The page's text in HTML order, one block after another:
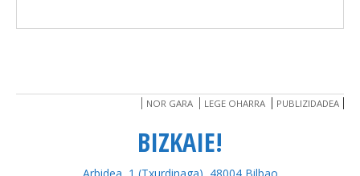
NOR GARA LEGE OHARRA PUBLIZIDADEA
BIZKAIE!
Arbidea, 1 (Txurdinaga), 48004 Bilbao